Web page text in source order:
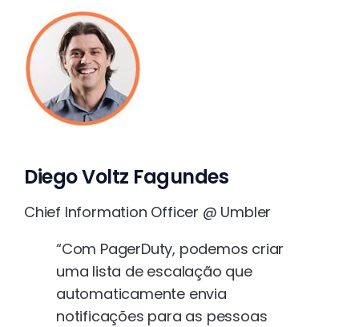
Diego Voltz Fagundes
Chief Information Officer @ Umbler
“Com PagerDuty, podemos criar
uma lista de escalação que
automaticamente envia
notificações para as pessoas